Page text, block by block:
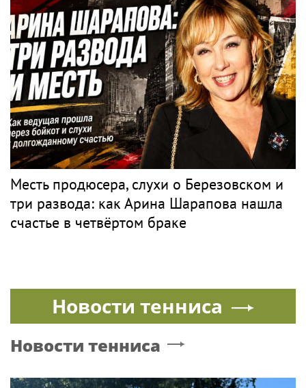
Месть продюсера, слухи о Березовском и
три развода: как Арина Шарапова нашла
счастье в четвёртом браке
Новости тенниса
Новости тенниса